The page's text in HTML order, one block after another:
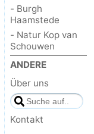
- Burgh
Haamstede
- Natur Kop van
Schouwen
ANDERE
Über uns
Kontakt